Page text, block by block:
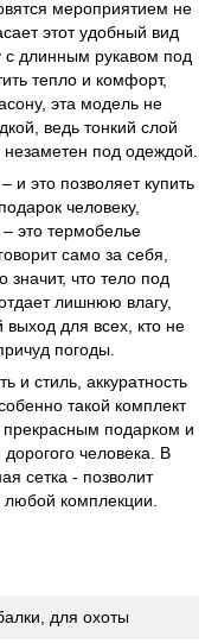
мероприятием не
этот удобный вид
длинным рукавом под
тепло и комфорт,
эта модель не
ведь тонкий слой
незаметен под одеждой.
и это позволяет купить
человеку,
это термобелье
само за себя,
что тело под
лишнюю влагу,
для всех, кто не
погоды.
и стиль, аккуратность
такой комплект
прекрасным подарком и
человека. В
сетка - позволит
любой комплекции.
для охоты